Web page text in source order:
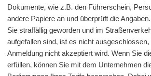
Dokumente, wie z.B. den Führerschein,
andere Papiere an und überprüft die
Sie straffällig geworden und im
aufgefallen sind, ist es nicht
Anmeldung nicht akzeptiert wird. Wenn Sie
erfüllen, können Sie mit dem Unternehmen